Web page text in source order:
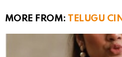
MORE FROM: TELUGU